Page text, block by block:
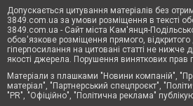
Допускається цитування матеріалів без
3849.com.ua за умови розміщення в тексті
3849.com.ua - Сайт міста Кам'янця-
обов'язкове розміщення прямого,
гіперпосилання на цитовані статті не нижче
якості джерела. Порушення виняткових прав
Матеріали з плашками "Новини компаній",
матеріал", "Партнерський спецпроєкт",
"PR", "Офіційно", "Політична реклама"